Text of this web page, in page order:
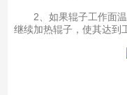
2、如果辊子工作面温
继续加热辊子，使其达到